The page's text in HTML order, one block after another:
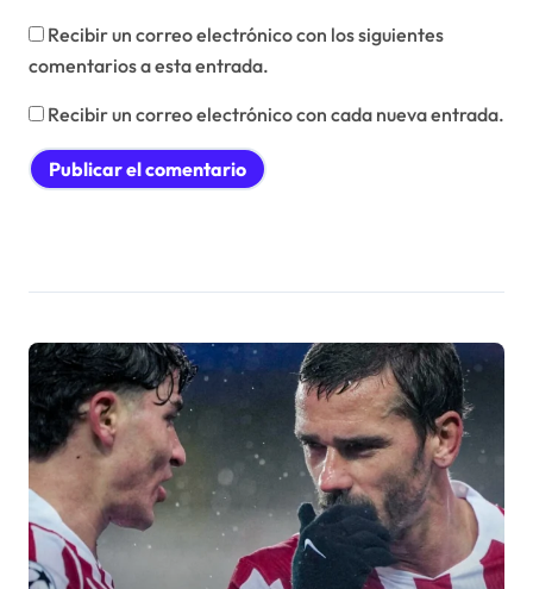
Recibir un correo electrónico con los siguientes
comentarios a esta entrada.
Recibir un correo electrónico con cada nueva entrada.